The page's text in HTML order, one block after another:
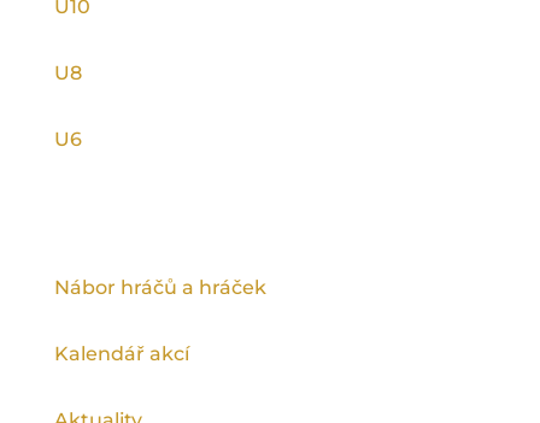
U10
U8
U6
Nábor hráčů a hráček
Kalendář akcí